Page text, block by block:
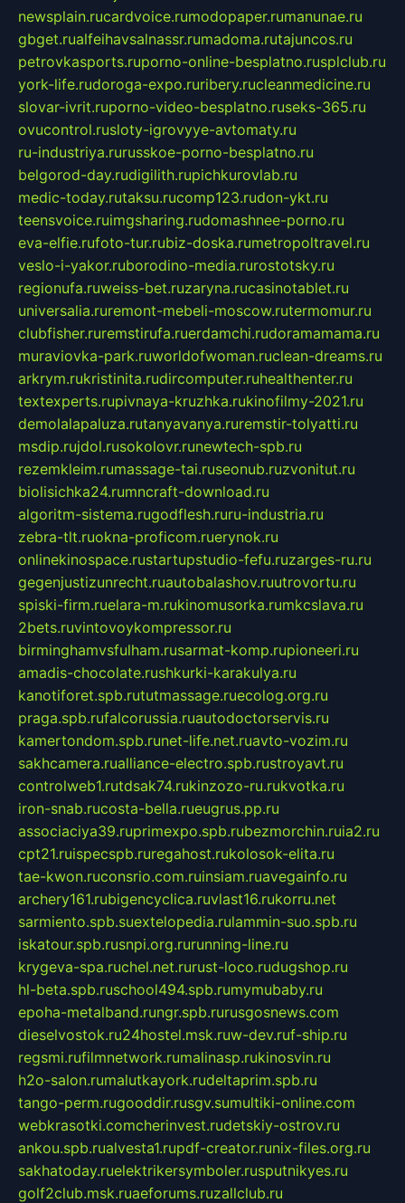
newsplain.rucardvoice.rumodopaper.rumanunae.ru
gbget.rualfeihavsalnassr.rumadoma.rutajuncos.ru
petrovkasports.ruporno-online-besplatno.rusplclub.ru
york-life.rudoroga-expo.ruribery.rucleanmedicine.ru
slovar-ivrit.ruporno-video-besplatno.ruseks-365.ru
ovucontrol.rusloty-igrovyye-avtomaty.ru
ru-industriya.rurusskoe-porno-besplatno.ru
belgorod-day.rudigilith.rupichkurovlab.ru
medic-today.rutaksu.rucomp123.rudon-ykt.ru
teensvoice.ruimgsharing.rudomashnee-porno.ru
eva-elfie.rufoto-tur.rubiz-doska.rumetropoltravel.ru
veslo-i-yakor.ruborodino-media.rurostotsky.ru
regionufa.ruweiss-bet.ruzaryna.rucasinotablet.ru
universalia.ruremont-mebeli-moscow.rutermomur.ru
clubfisher.ruremstirufa.ruerdamchi.rudoramamama.ru
muraviovka-park.ruworldofwoman.ruclean-dreams.ru
arkrym.rukristinita.rudircomputer.ruhealthenter.ru
textexperts.rupivnaya-kruzhka.rukinofilmy-2021.ru
demolalapaluza.rutanyavanya.ruremstir-tolyatti.ru
msdip.rujdol.rusokolovr.runewtech-spb.ru
rezemkleim.rumassage-tai.ruseonub.ruzvonitut.ru
biolisichka24.rumncraft-download.ru
algoritm-sistema.rugodflesh.ruru-industria.ru
zebra-tlt.ruokna-proficom.ruerynok.ru
onlinekinospace.rustartupstudio-fefu.ruzarges-ru.ru
gegenjustizunrecht.ruautobalashov.ruutrovortu.ru
spiski-firm.ruelara-m.rukinomusorka.rumkcslava.ru
2bets.ruvintovoykompressor.ru
birminghamvsfulham.rusarmat-komp.rupioneeri.ru
amadis-chocolate.rushkurki-karakulya.ru
kanotiforet.spb.rututmassage.ruecolog.org.ru
praga.spb.rufalcorussia.ruautodoctorservis.ru
kamertondom.spb.runet-life.net.ruavto-vozim.ru
sakhcamera.rualliance-electro.spb.rustroyavt.ru
controlweb1.rutdsak74.rukinzozo-ru.rukvotka.ru
iron-snab.rucosta-bella.rueugrus.pp.ru
associaciya39.ruprimexpo.spb.rubezmorchin.ruia2.ru
cpt21.ruispecspb.ruregahost.rukolosok-elita.ru
tae-kwon.ruconsrio.com.ruinsiam.ruavegainfo.ru
archery161.rubigencyclica.ruvlast16.rukorru.net
sarmiento.spb.suextelopedia.rulammin-suo.spb.ru
iskatour.spb.rusnpi.org.rurunning-line.ru
krygeva-spa.ruchel.net.rurust-loco.rudugshop.ru
hl-beta.spb.ruschool494.spb.rumymubaby.ru
epoha-metalband.rungr.spb.rurusgosnews.com
dieselvostok.ru24hostel.msk.ruw-dev.ruf-ship.ru
regsmi.rufilmnetwork.rumalinasp.rukinosvin.ru
h2o-salon.rumalutkayork.rudeltaprim.spb.ru
tango-perm.rugooddir.rusgv.sumultiki-online.com
webkrasotki.comcherinvest.rudetskiy-ostrov.ru
ankou.spb.rualvesta1.rupdf-creator.runix-files.org.ru
sakhatoday.ruelektrikersymboler.rusputnikyes.ru
golf2club.msk.ruaeforums.ruzallclub.ru